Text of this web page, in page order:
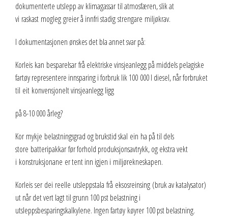
dokumenterte utslepp av klimagassar til atmosfæren, slik at
vi raskast mogleg greier å innfri stadig strengare miljøkrav.
I dokumentasjonen ønskes det bla annet svar på:
Korleis kan besparelsar frå elektriske vinsjeanlegg på middels pelagiske
fartøy representere innsparing i forbruk lik 100 000 l diesel, når forbruket
til eit konvensjonelt vinsjeanlegg ligg
på 8-10 000 årleg?
Kor mykje belastningsgrad og brukstid skal ein ha på til dels
store batteripakkar før forhold produksjonsavtrykk, og ekstra vekt
i konstruksjonane er tent inn igjen i miljørekneskapen.
Korleis ser dei reelle utsleppstala frå eksosreinsing (bruk av katalysator)
ut når det vert lagt til grunn 100 pst belastning i
utsleppsbesparingskalkylene. Ingen fartøy køyrer 100 pst belastning.